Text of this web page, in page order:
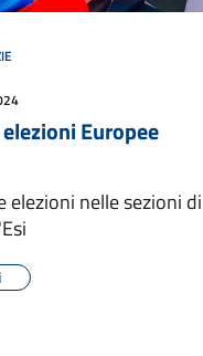
Europee
elezioni nelle sezioni di